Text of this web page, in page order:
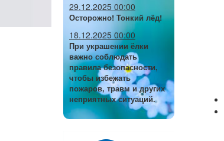
29.12.2025 00:00
Осторожно! Тонкий лёд!
18.12.2025 00:00
При украшении ёлки
важно соблюдать
правила безопасности,
чтобы избежать
пожаров, травм и других
неприятных ситуаций.